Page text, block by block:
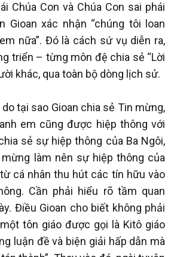
Chúa Con và Chúa Con sai phái
Gioan xác nhận “chúng tôi loan
nữa”. Đó là cách sứ vụ diễn ra,
triển – từng môn đệ chia sẻ “Lời
khác, qua toàn bộ dòng lịch sử.
tại sao Gioan chia sẻ Tin mừng,
em cũng được hiệp thông với
sẻ sự hiệp thông của Ba Ngôi,
làm nên sự hiệp thông của
cá nhân thu hút các tín hữu vào
Cần phải hiểu rõ tầm quan
Điều Gioan cho biết không phải
một tôn giáo được gọi là Kitô giáo
luận đề và biện giải hấp dẫn mà